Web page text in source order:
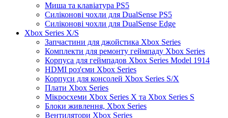
Миша та клавіатура PS5
Силіконові чохли для DualSense PS5
Силіконові чохли для DualSense Edge
Xbox Series X/S
Запчастини для джойстика Xbox Series
Комплекти для ремонту геймпаду Xbox Series
Корпуса для геймпадов Xbox Series Model 1914
HDMI роз'єми Xbox Series
Корпуси для консолей Xbox Series S/X
Плати Xbox Series
Мікросхеми Xbox Series X та Xbox Series S
Блоки живлення, Xbox Series
Вентилятори Xbox Series